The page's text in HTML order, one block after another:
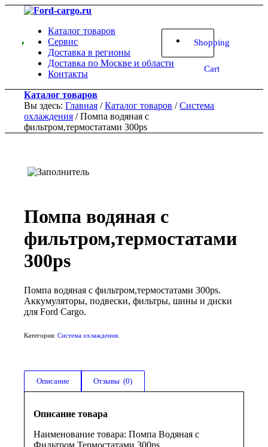
Shopping
Cart
Каталог товаров
Сервис
Доставка в регионы
Доставка по Москве и области
Контакты
Каталог товаров
Вы здесь: Главная / Каталог товаров / Система
охлаждения / Помпа водяная с
фильтром,термостатами 300ps
Помпа водяная с
фильтром,термостатами
300ps
Помпа водяная с фильтром,термостатами 300ps.
Аккумуляторы, подвески, фильтры, шины и диски
для Ford Cargo.
Категория:Система охлаждения
Описание Отзывы  (0)
Описание товара
Наименование товара: Помпа Водяная с